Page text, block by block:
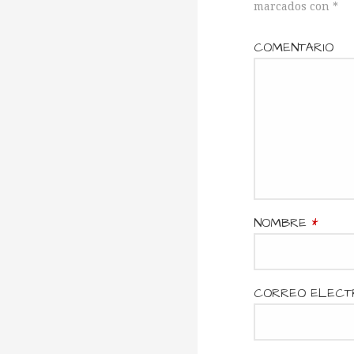
marcados con *
COMENTARIO
NOMBRE *
CORREO